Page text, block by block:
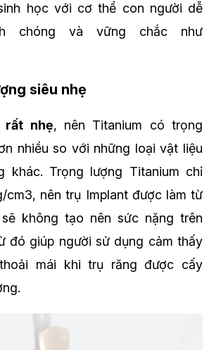
học với cơ thể con người dễ
chóng và vững chắc như
siêu nhẹ
rất nhẹ, nên Titanium có trọng
nhiều so với những loại vật liệu
khác. Trọng lượng Titanium chỉ
cm3, nên trụ Implant được làm từ
không tạo nên sức nặng trên
đó giúp người sử dụng cảm thấy
mái khi trụ răng được cấy